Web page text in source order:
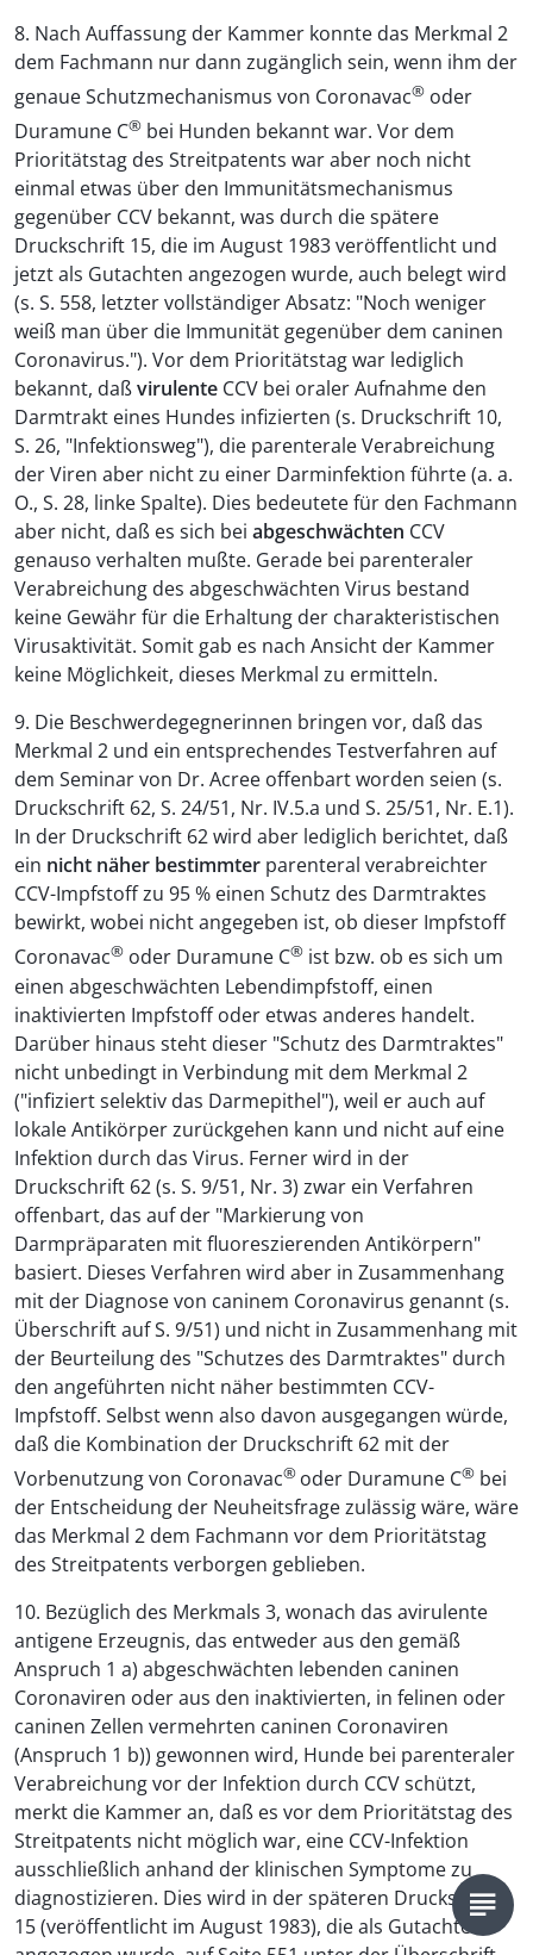
8. Nach Auffassung der Kammer konnte das Merkmal 2
dem Fachmann nur dann zugänglich sein, wenn ihm der
genaue Schutzmechanismus von Coronavac® oder
Duramune C® bei Hunden bekannt war. Vor dem
Prioritätstag des Streitpatents war aber noch nicht
einmal etwas über den Immunitätsmechanismus
gegenüber CCV bekannt, was durch die spätere
Druckschrift 15, die im August 1983 veröffentlicht und
jetzt als Gutachten angezogen wurde, auch belegt wird
(s. S. 558, letzter vollständiger Absatz: "Noch weniger
weiß man über die Immunität gegenüber dem caninen
Coronavirus."). Vor dem Prioritätstag war lediglich
bekannt, daßvirulente CCV bei oraler Aufnahme den
Darmtrakt eines Hundes infizierten (s. Druckschrift 10,
S. 26, "Infektionsweg"), die parenterale Verabreichung
der Viren aber nicht zu einer Darminfektion führte (a. a.
O., S. 28, linke Spalte). Dies bedeutete für den Fachmann
aber nicht, daß es sich bei abgeschwächten CCV
genauso verhalten mußte. Gerade bei parenteraler
Verabreichung des abgeschwächten Virus bestand
keine Gewähr für die Erhaltung der charakteristischen
Virusaktivität. Somit gab es nach Ansicht der Kammer
keine Möglichkeit, dieses Merkmal zu ermitteln.
9. Die Beschwerdegegnerinnen bringen vor, daß das
Merkmal 2 und ein entsprechendes Testverfahren auf
dem Seminar von Dr. Acree offenbart worden seien (s.
Druckschrift 62, S. 24/51, Nr. IV.5.a und S. 25/51, Nr. E.1).
In der Druckschrift 62 wird aber lediglich berichtet, daß
ein nicht näher bestimmter parenteral verabreichter
CCV-Impfstoff zu 95 % einen Schutz des Darmtraktes
bewirkt, wobei nicht angegeben ist, ob dieser Impfstoff
Coronavac® oder Duramune C® ist bzw. ob es sich um
einen abgeschwächten Lebendimpfstoff, einen
inaktivierten Impfstoff oder etwas anderes handelt.
Darüber hinaus steht dieser "Schutz des Darmtraktes"
nicht unbedingt in Verbindung mit dem Merkmal 2
("infiziert selektiv das Darmepithel"), weil er auch auf
lokale Antikörper zurückgehen kann und nicht auf eine
Infektion durch das Virus. Ferner wird in der
Druckschrift 62 (s. S. 9/51, Nr. 3) zwar ein Verfahren
offenbart, das auf der "Markierung von
Darmpräparaten mit fluoreszierenden Antikörpern"
basiert. Dieses Verfahren wird aber in Zusammenhang
mit der Diagnose von caninem Coronavirus genannt (s.
Überschrift auf S. 9/51) und nicht in Zusammenhang mit
der Beurteilung des "Schutzes des Darmtraktes" durch
den angeführten nicht näher bestimmten CCV-
Impfstoff. Selbst wenn also davon ausgegangen würde,
daß die Kombination der Druckschrift 62 mit der
Vorbenutzung von Coronavac® oder Duramune C® bei
der Entscheidung der Neuheitsfrage zulässig wäre, wäre
das Merkmal 2 dem Fachmann vor dem Prioritätstag
des Streitpatents verborgen geblieben.
10. Bezüglich des Merkmals 3, wonach das avirulente
antigene Erzeugnis, das entweder aus den gemäß
Anspruch 1 a) abgeschwächten lebenden caninen
Coronaviren oder aus den inaktivierten, in felinen oder
caninen Zellen vermehrten caninen Coronaviren
(Anspruch 1 b)) gewonnen wird, Hunde bei parenteraler
Verabreichung vor der Infektion durch CCV schützt,
merkt die Kammer an, daß es vor dem Prioritätstag des
Streitpatents nicht möglich war, eine CCV-Infektion
ausschließlich anhand der klinischen Symptome zu
diagnostizieren. Dies wird in der späteren Druckschrift
15 (veröffentlicht im August 1983), die als Gutachten